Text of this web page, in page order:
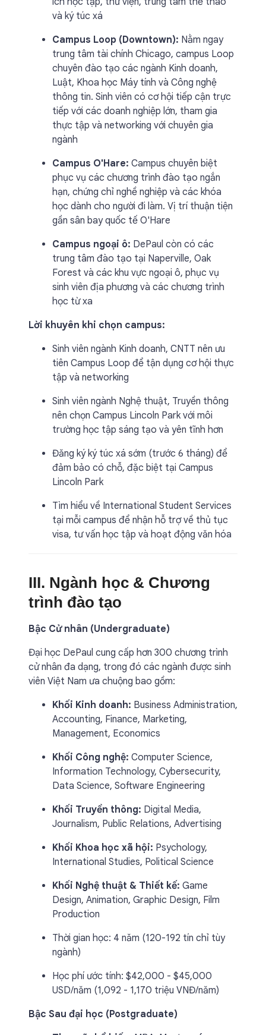
và ký túc xá
Campus Loop (Downtown): Nằm ngay
trung tâm tài chính Chicago, campus Loop
chuyên đào tạo các ngành Kinh doanh,
Luật, Khoa học Máy tính và Công nghệ
thông tin. Sinh viên có cơ hội tiếp cận trực
tiếp với các doanh nghiệp lớn, tham gia
thực tập và networking với chuyên gia
ngành
Campus O'Hare: Campus chuyên biệt
phục vụ các chương trình đào tạo ngắn
hạn, chứng chỉ nghề nghiệp và các khóa
học dành cho người đi làm. Vị trí thuận tiện
gần sân bay quốc tế O'Hare
Campus ngoại ô: DePaul còn có các
trung tâm đào tạo tại Naperville, Oak
Forest và các khu vực ngoại ô, phục vụ
sinh viên địa phương và các chương trình
học từ xa
Lời khuyên khi chọn campus:
Sinh viên ngành Kinh doanh, CNTT nên ưu
tiên Campus Loop để tận dụng cơ hội thực
tập và networking
Sinh viên ngành Nghệ thuật, Truyền thông
nên chọn Campus Lincoln Park với môi
trường học tập sáng tạo và yên tĩnh hơn
Đăng ký ký túc xá sớm (trước 6 tháng) để
đảm bảo có chỗ, đặc biệt tại Campus
Lincoln Park
Tìm hiểu về International Student Services
tại mỗi campus để nhận hỗ trợ về thủ tục
visa, tư vấn học tập và hoạt động văn hóa
III. Ngành học & Chương
trình đào tạo
Bậc Cử nhân (Undergraduate)
Đại học DePaul cung cấp hơn 300 chương trình
cử nhân đa dạng, trong đó các ngành được sinh
viên Việt Nam ưa chuộng bao gồm:
Khối Kinh doanh: Business Administration,
Accounting, Finance, Marketing,
Management, Economics
Khối Công nghệ: Computer Science,
Information Technology, Cybersecurity,
Data Science, Software Engineering
Khối Truyền thông: Digital Media,
Journalism, Public Relations, Advertising
Khối Khoa học xã hội: Psychology,
International Studies, Political Science
Khối Nghệ thuật & Thiết kế: Game
Design, Animation, Graphic Design, Film
Production
Thời gian học: 4 năm (120-192 tín chỉ tùy
ngành)
Học phí ước tính: $42,000 - $45,000
USD/năm (1,092 - 1,170 triệu VNĐ/năm)
Bậc Sau đại học (Postgraduate)